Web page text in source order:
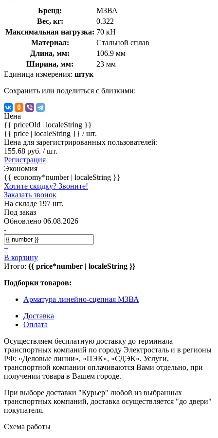
Бренд:
МЗВА
Вес, кг:
0.322
Максимальная нагрузка: 70 кН
Материал:
Стальной сплав
Длина, мм:
106.9 мм
Ширина, мм:
23 мм
Единица измерения: штук
Сохранить или поделиться с близкими:
Цена
{{ priceOld | localeString }}
{{ price | localeString }} / шт.
Цена для зарегистрированных пользователей:
155.68 руб. / шт.
Регистрация
Экономия
{{ economy*number | localeString }}
Хотите скидку? Звоните!
Заказать звонок
На складе 197 шт.
Под заказ
Обновлено 06.08.2026
-
+
В корзину
Итого: {{ price*number | localeString }}
Подборки товаров:
Арматура линейно-сцепная МЗВА
Доставка
Оплата
Осуществляем бесплатную доставку до терминала
транспортных компаний по городу Электросталь и в регионы
РФ: «Деловые линии», «ПЭК», «СДЭК». Услуги,
транспортной компании оплачиваются Вами отдельно, при
получении товара в Вашем городе.
При выборе доставки "Курьер" любой из выбранных
транспортных компаний, доставка осуществляется "до двери"
покупателя.
Схема работы